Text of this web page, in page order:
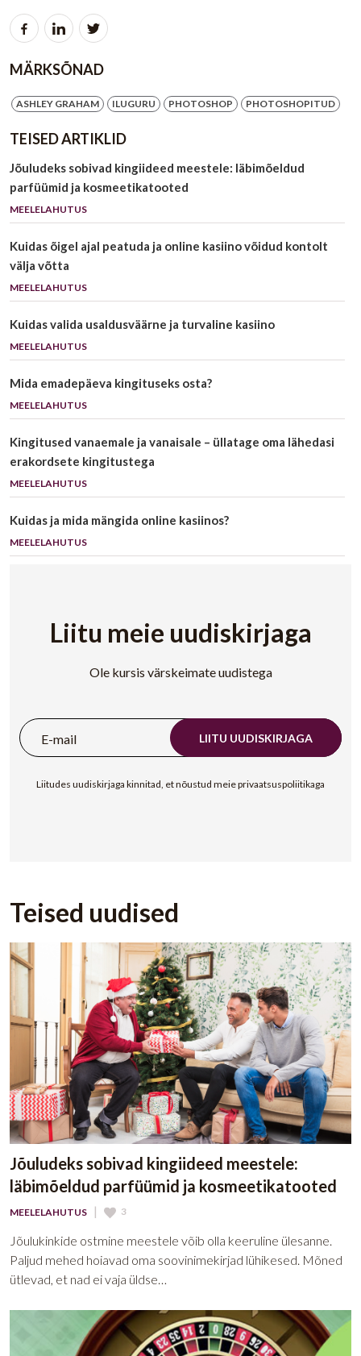
MÄRKSÕNAD
ASHLEY GRAHAM ILUGURU PHOTOSHOP PHOTOSHOPITUD
TEISED ARTIKLID
Jõuludeks sobivad kingiideed meestele: läbimõeldud
parfüümid ja kosmeetikatooted
MEELELAHUTUS
Kuidas õigel ajal peatuda ja online kasiino võidud kontolt
välja võtta
MEELELAHUTUS
Kuidas valida usaldusväärne ja turvaline kasiino
MEELELAHUTUS
Mida emadepäeva kingituseks osta?
MEELELAHUTUS
Kingitused vanaemale ja vanaisale – üllatage oma lähedasi
erakordsete kingitustega
MEELELAHUTUS
Kuidas ja mida mängida online kasiinos?
MEELELAHUTUS
Liitu meie uudiskirjaga
Ole kursis värskeimate uudistega
LIITU UUDISKIRJAGA
Liitudes uudiskirjaga kinnitad, et nõustud meie privaatsuspoliitikaga
Teised uudised
Jõuludeks sobivad kingiideed meestele:
läbimõeldud parfüümid ja kosmeetikatooted
MEELELAHUTUS | 3
Jõulukinkide ostmine meestele võib olla keeruline ülesanne.
Paljud mehed hoiavad oma soovinimekirjad lühikesed. Mõned
ütlevad, et nad ei vaja üldse…